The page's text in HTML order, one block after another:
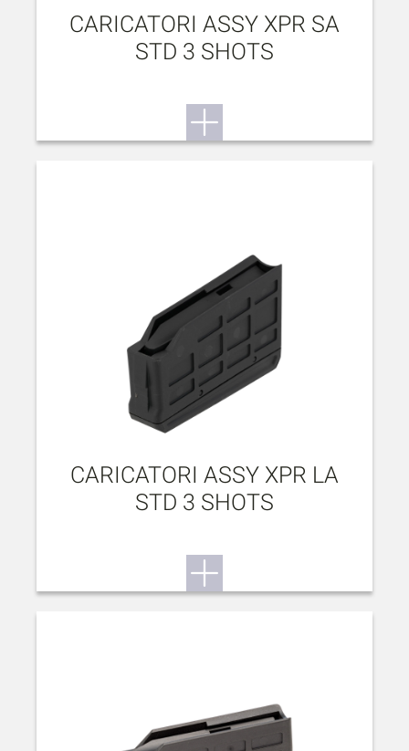
CARICATORI ASSY XPR SA
STD 3 SHOTS
CARICATORI ASSY XPR LA
STD 3 SHOTS